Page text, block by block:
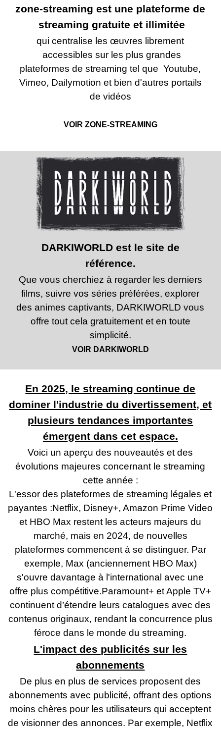
zone-streaming est une plateforme de
streaming gratuite et illimitée
qui centralise les œuvres librement
accessibles sur les plus grandes
plateformes de streaming tel que Youtube,
Vimeo, Dailymotion et bien d'autres portails
de vidéos
VOIR ZONE-STREAMING
DARKIWORLD est le site de
référence.
Que vous cherchiez à regarder les derniers
films, suivre vos séries préférées, explorer
des animes captivants, DARKIWORLD vous
offre tout cela gratuitement et en toute
simplicité.
VOIR DARKIWORLD
En 2025, le streaming continue de
dominer l'industrie du divertissement, et
plusieurs tendances importantes
émergent dans cet espace.
Voici un aperçu des nouveautés et des
évolutions majeures concernant le streaming
cette année :
L'essor des plateformes de streaming légales et
payantes :Netflix, Disney+, Amazon Prime Video
et HBO Max restent les acteurs majeurs du
marché, mais en 2024, de nouvelles
plateformes commencent à se distinguer. Par
exemple, Max (anciennement HBO Max)
s'ouvre davantage à l'international avec une
offre plus compétitive.Paramount+ et Apple TV+
continuent d’étendre leurs catalogues avec des
contenus originaux, rendant la concurrence plus
féroce dans le monde du streaming.
L'impact des publicités sur les
abonnements
De plus en plus de services proposent des
abonnements avec publicité, offrant des options
moins chères pour les utilisateurs qui acceptent
de visionner des annonces. Par exemple, Netflix